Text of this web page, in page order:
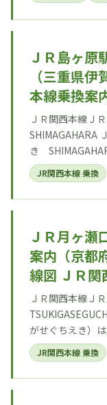
ＪＲ島ヶ原
（三重県
本線乗換案
ＪＲ関西本線Ｊ
SHIMAGAHARA
き
JR関西本線 乗換
ＪＲ月ヶ瀬
案内（京都
線図 ＪＲ関
ＪＲ関西本線Ｊ
がせぐちえき）
JR関西本線 乗換